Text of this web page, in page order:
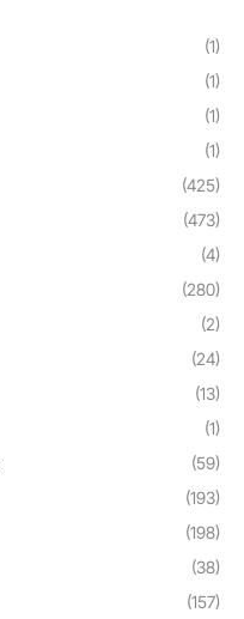
(1)
(1)
(1)
(1)
(425)
(473)
(4)
(280)
(2)
(24)
(13)
(1)
(59)
(193)
(198)
(38)
(157)